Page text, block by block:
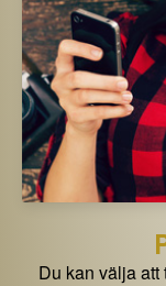
Du kan välja